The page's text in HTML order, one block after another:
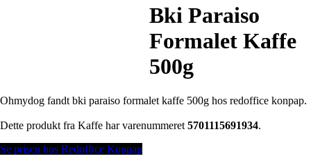
Bki Paraiso
Formalet Kaffe
500g
Ohmydog fandt bki paraiso formalet kaffe 500g hos redoffice konpap.
Dette produkt fra Kaffe har varenummeret 5701115691934.
Se prisen hos Redoffice Konpap